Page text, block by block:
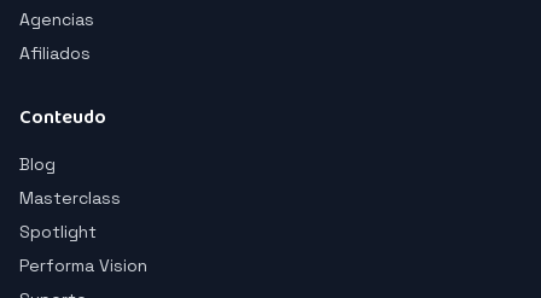
Agencias
Afiliados
Conteudo
Blog
Masterclass
Spotlight
Performa Vision